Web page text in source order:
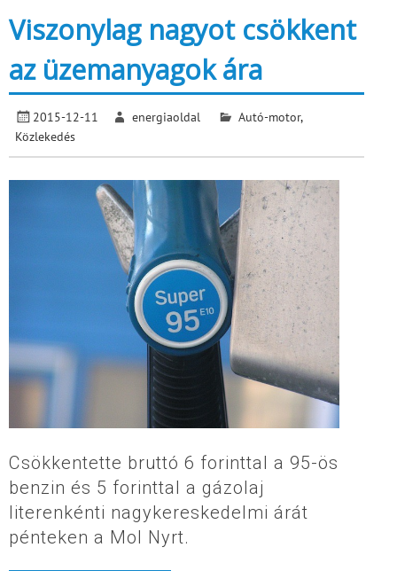
Viszonylag nagyot csökkent
az üzemanyagok ára
2015-12-11 energiaoldal Autó-motor,
Közlekedés
Csökkentette bruttó 6 forinttal a 95-ös
benzin és 5 forinttal a gázolaj
literenkénti nagykereskedelmi árát
pénteken a Mol Nyrt.